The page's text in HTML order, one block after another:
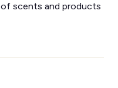
scents and products